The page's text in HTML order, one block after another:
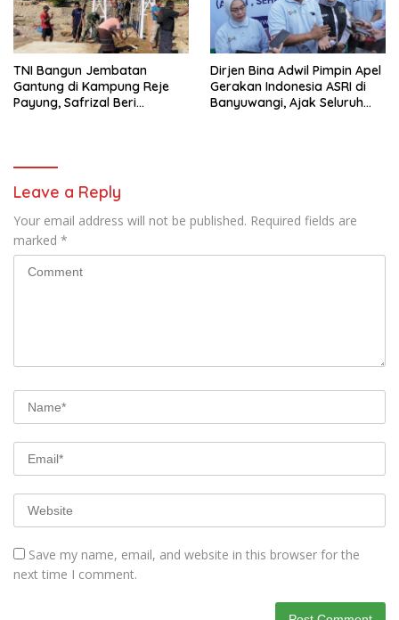
TNI Bangun Jembatan
Gantung di Kampung Reje
Payung, Safrizal Beri
Dirjen Bina Adwil Pimpin Apel
Gerakan Indonesia ASRI di
Banyuwangi, Ajak Seluruh
Leave a Reply
Your email address will not be published. Required fields are
marked *
Save my name, email, and website in this browser for the
next time I comment.